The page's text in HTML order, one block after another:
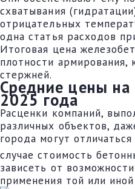
схватывания
отрицательных
одна статья расходов
Итоговая цена
плотности армирования,
стержней.
Средние цены на
2025 года
Расценки компаний,
различных объектов,
города могут
случае стоимость
зависеть от
применения той или